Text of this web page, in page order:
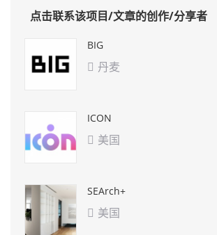
点击联系该项目/文章的创作/分享者
BIG
 丹麦
ICON
 美国
SEArch+
 美国